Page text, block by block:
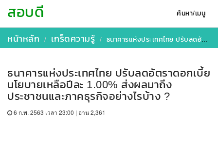
ค้นหา/เมนู
สอบดี
หน้าหลัก เกร็ดความรู้ ธนาคารแห่งประเทศไทย ปรับลดอัตราดอกเบี้ยนโยบายเหลือปีละ 1.00% ส่งผลมาถึงประชาชนและภาคธุรกิจอย่างไรบ้าง ?
ธนาคารแห่งประเทศไทย ปรับลดอัตราดอกเบี้ย
นโยบายเหลือปีละ 1.00% ส่งผลมาถึง
ประชาชนและภาคธุรกิจอย่างไรบ้าง ?
6 ก.พ. 2563 เวลา 23:00 | อ่าน 2,361